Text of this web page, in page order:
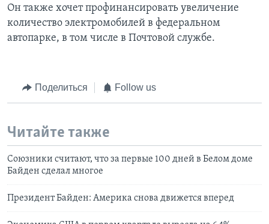
Он также хочет профинансировать увеличение
количество электромобилей в федеральном
автопарке, в том числе в Почтовой службе.
Поделиться Follow us
Читайте также
Cоюзники считают, что за первые 100 дней в Белом доме
Байден сделал многое
Президент Байден: Америка снова движется вперед